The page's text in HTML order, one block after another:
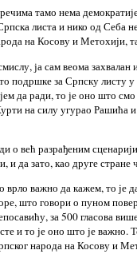
тамо нема
листа и нико од Себа
на Косову и Метохији,
ја сам веома
подршке за Српску листу
да ради, то је оно што
на силу угурао Рашића
о већ разрађеним
и да зато, као друге
врло важно да кажем, то је
што говори о пуном
за 500 гласова
и то је оно што је важно.
народа на Косову и